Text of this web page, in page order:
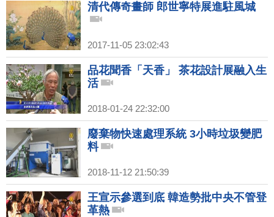
清代傳奇畫師 郎世寧特展進駐風城
2017-11-05 23:02:43
品花聞香「天香」 茶花設計展融入生
活
2018-01-24 22:32:00
廢棄物快速處理系統 3小時垃圾變肥
料
2018-11-12 21:50:39
王宣示參選到底 韓造勢批中央不管登
革熱